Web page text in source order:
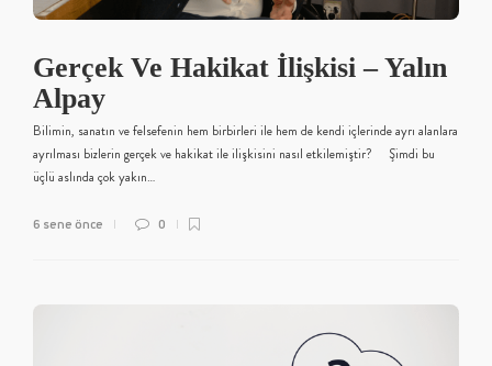
Gerçek Ve Hakikat İlişkisi – Yalın
Alpay
Bilimin, sanatın ve felsefenin hem birbirleri ile hem de kendi içlerinde ayrı alanlara
ayrılması bizlerin gerçek ve hakikat ile ilişkisini nasıl etkilemiştir? Şimdi bu
üçlü aslında çok yakın…
6 sene önce 0